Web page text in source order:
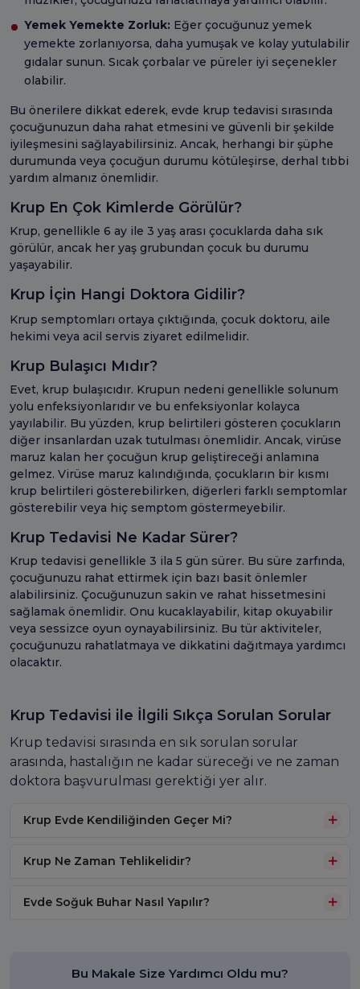
Yemek Yemekte Zorluk: Eğer çocuğunuz yemek
yemekte zorlanıyorsa, daha yumuşak ve kolay yutulabilir
gıdalar sunun. Sıcak çorbalar ve püreler iyi seçenekler
olabilir.
Bu önerilere dikkat ederek, evde krup tedavisi sırasında
çocuğunuzun daha rahat etmesini ve güvenli bir şekilde
iyileşmesini sağlayabilirsiniz. Ancak, herhangi bir şüphe
durumunda veya çocuğun durumu kötüleşirse, derhal tıbbi
yardım almanız önemlidir.
Krup En Çok Kimlerde Görülür?
Krup, genellikle 6 ay ile 3 yaş arası çocuklarda daha sık
görülür, ancak her yaş grubundan çocuk bu durumu
yaşayabilir.
Krup İçin Hangi Doktora Gidilir?
Krup semptomları ortaya çıktığında, çocuk doktoru, aile
hekimi veya acil servis ziyaret edilmelidir.
Krup Bulaşıcı Mıdır?
Evet, krup bulaşıcıdır. Krupun nedeni genellikle solunum
yolu enfeksiyonlarıdır ve bu enfeksiyonlar kolayca
yayılabilir. Bu yüzden, krup belirtileri gösteren çocukların
diğer insanlardan uzak tutulması önemlidir. Ancak, virüse
maruz kalan her çocuğun krup geliştireceği anlamına
gelmez. Virüse maruz kalındığında, çocukların bir kısmı
krup belirtileri gösterebilirken, diğerleri farklı semptomlar
gösterebilir veya hiç semptom göstermeyebilir.
Krup Tedavisi Ne Kadar Sürer?
Krup tedavisi genellikle 3 ila 5 gün sürer. Bu süre zarfında,
çocuğunuzu rahat ettirmek için bazı basit önlemler
alabilirsiniz. Çocuğunuzun sakin ve rahat hissetmesini
sağlamak önemlidir. Onu kucaklayabilir, kitap okuyabilir
veya sessizce oyun oynayabilirsiniz. Bu tür aktiviteler,
çocuğunuzu rahatlatmaya ve dikkatini dağıtmaya yardımcı
olacaktır.
Krup Tedavisi ile İlgili Sıkça Sorulan Sorular
Krup tedavisi sırasında en sık sorulan sorular
arasında, hastalığın ne kadar süreceği ve ne zaman
doktora başvurulması gerektiği yer alır.
Krup Evde Kendiliğinden Geçer Mi?
Krup Ne Zaman Tehlikelidir?
Evde Soğuk Buhar Nasıl Yapılır?
Bu Makale Size Yardımcı Oldu mu?